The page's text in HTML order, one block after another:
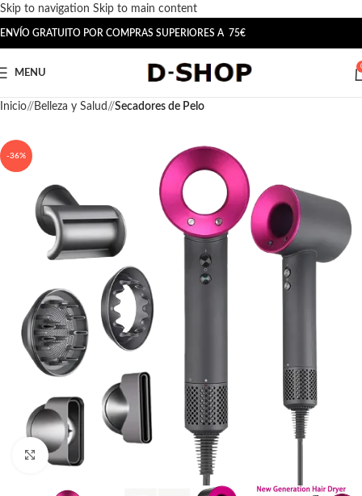
Skip to navigation Skip to main content
ENVÍO GRATUITO POR COMPRAS SUPERIORES A 75€
MENU
Inicio/ Belleza y Salud / Secadores de Pelo
-36%
Click to enlarge